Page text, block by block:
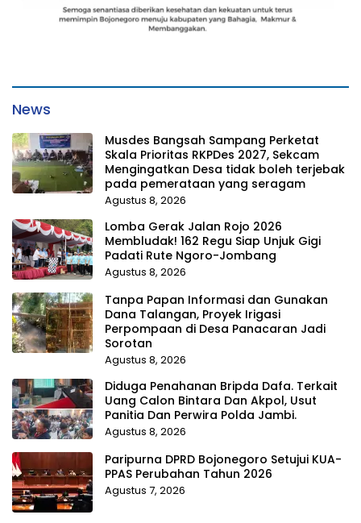
News
Musdes Bangsah Sampang Perketat
Skala Prioritas RKPDes 2027, Sekcam
Mengingatkan Desa tidak boleh terjebak
pada pemerataan yang seragam
Agustus 8, 2026
Lomba Gerak Jalan Rojo 2026
Membludak! 162 Regu Siap Unjuk Gigi
Padati Rute Ngoro-Jombang
Agustus 8, 2026
Tanpa Papan Informasi dan Gunakan
Dana Talangan, Proyek Irigasi
Perpompaan di Desa Panacaran Jadi
Sorotan
Agustus 8, 2026
Diduga Penahanan Bripda Dafa. Terkait
Uang Calon Bintara Dan Akpol, Usut
Panitia Dan Perwira Polda Jambi.
Agustus 8, 2026
Paripurna DPRD Bojonegoro Setujui KUA-
PPAS Perubahan Tahun 2026
Agustus 7, 2026